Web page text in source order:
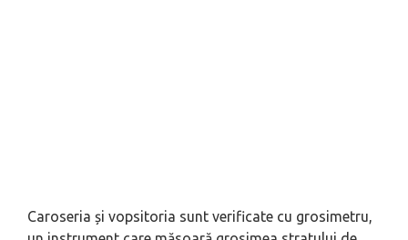
Caroseria și vopsitoria sunt verificate cu grosimetru,